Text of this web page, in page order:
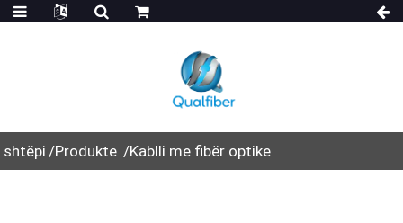
shtëpi Produkte Kablli me fibër optike